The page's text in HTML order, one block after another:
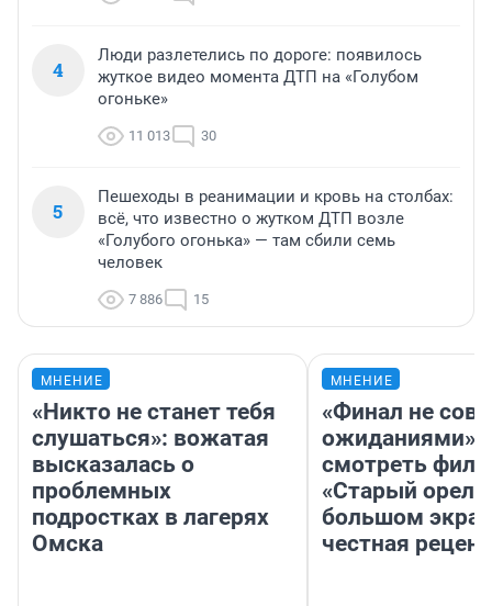
4
Люди разлетелись по дороге: появилось
жуткое видео момента ДТП на «Голубом
огоньке»
11 013 30
5
Пешеходы в реанимации и кровь на столбах:
всё, что известно о жутком ДТП возле
«Голубого огонька» — там сбили семь
человек
7 886 15
МНЕНИЕ
«Никто не станет тебя
слушаться»: вожатая
высказалась о
проблемных
подростках в лагерях
Омска
МНЕНИЕ
«Финал не
ожиданиями»:
смотреть
«Старый орел»
большом
честная